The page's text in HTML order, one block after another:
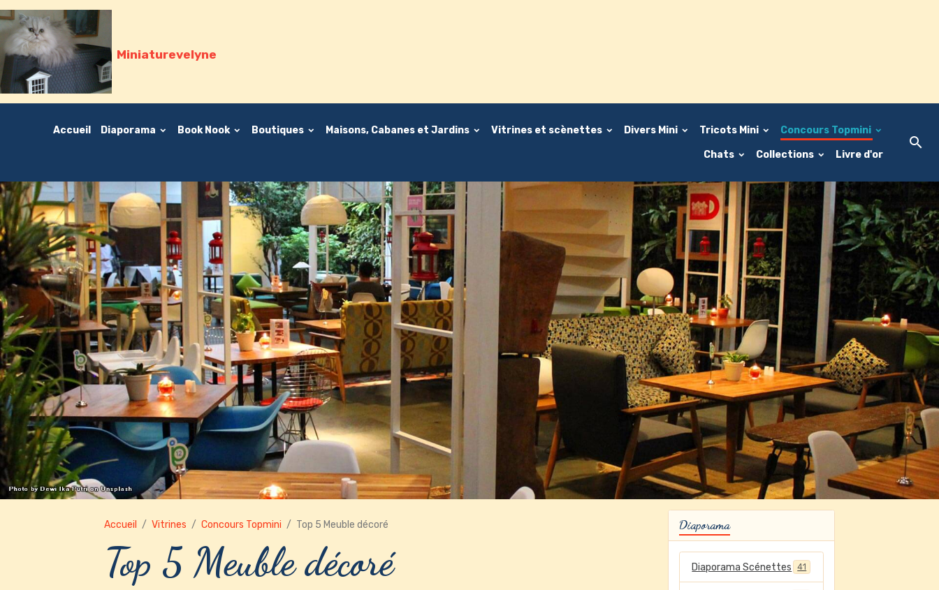
Miniaturevelyne
Accueil Diaporama Book Nook Boutiques Maisons, Cabanes et Jardins Vitrines et scènettes Divers Mini Tricots Mini Concours Topmini
Chats Collections Livre d'or
Accueil Vitrines Concours Topmini Top 5 Meuble décoré
Top 5 Meuble décoré
Diaporama
Diaporama Scénettes 41